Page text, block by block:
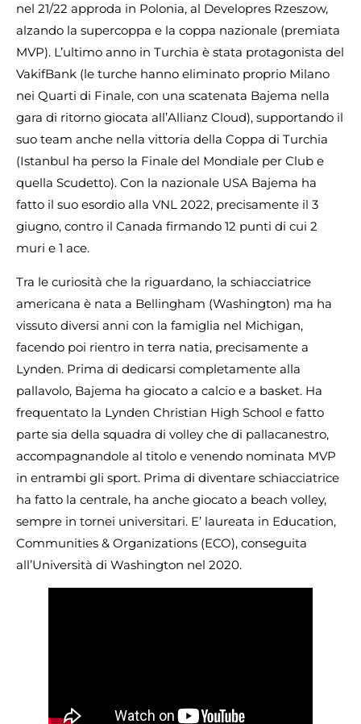
nel 21/22 approda in Polonia, al Developres Rzeszow,
alzando la supercoppa e la coppa nazionale (premiata
MVP). L’ultimo anno in Turchia è stata protagonista del
VakifBank (le turche hanno eliminato proprio Milano
nei Quarti di Finale, con una scatenata Bajema nella
gara di ritorno giocata all’Allianz Cloud), supportando il
suo team anche nella vittoria della Coppa di Turchia
(Istanbul ha perso la Finale del Mondiale per Club e
quella Scudetto). Con la nazionale USA Bajema ha
fatto il suo esordio alla VNL 2022, precisamente il 3
giugno, contro il Canada firmando 12 punti di cui 2
muri e 1 ace.
Tra le curiosità che la riguardano, la schiacciatrice
americana è nata a Bellingham (Washington) ma ha
vissuto diversi anni con la famiglia nel Michigan,
facendo poi rientro in terra natia, precisamente a
Lynden. Prima di dedicarsi completamente alla
pallavolo, Bajema ha giocato a calcio e a basket. Ha
frequentato la Lynden Christian High School e fatto
parte sia della squadra di volley che di pallacanestro,
accompagnandole al titolo e venendo nominata MVP
in entrambi gli sport. Prima di diventare schiacciatrice
ha fatto la centrale, ha anche giocato a beach volley,
sempre in tornei universitari. E’ laureata in Education,
Communities & Organizations (ECO), conseguita
all’Università di Washington nel 2020.